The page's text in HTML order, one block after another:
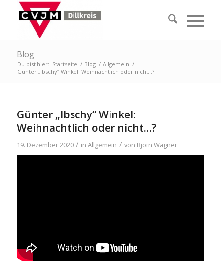
Blog
Du bist hier: Startseite / Blog / Allgemein /
Günter „Ibschy“ Winkel: Weihnachtlich oder nicht…?
Günter „Ibschy“ Winkel:
Weihnachtlich oder nicht…?
19. Dezember 2020 / in Allgemein / von Björn Wagner